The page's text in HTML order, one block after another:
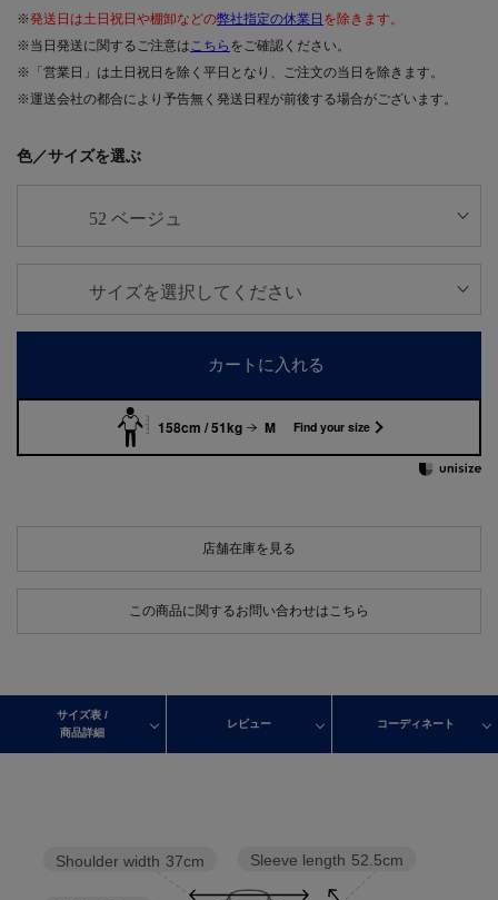
※発送日は土日祝日や棚卸などの弊社指定の休業日 を除きます。
※当日発送に関するご注意はこちら をご確認ください。
※「営業日」は土日祝日を除く平日となり、ご注文の当日を除きます。
※運送会社の都合により予告無く発送日程が前後する場合がございます。
色／サイズを選ぶ
カートに入れる
158cm / 51kg M Find your size
店舗在庫を見る
この商品に関するお問い合わせはこちら
サイズ表 /
商品詳細
レビュー コーディネート
Sleeve length 52.5cm
Shoulder width 37cm